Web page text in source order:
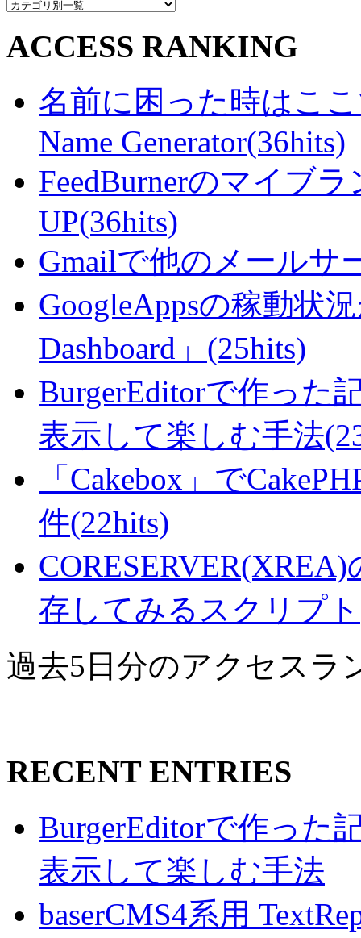
ACCESS RANKING
名前に困った時はここ
Name Generator(36hits)
FeedBurnerのマイブ
UP(36hits)
Gmailで他のメールサ
GoogleAppsの稼動状
Dashboard」(25hits)
BurgerEditorで作った
表示して楽しむ手法
「Cakebox」で
件(22hits)
存してみるスクリプ
過去5日分のアクセスラ
RECENT ENTRIES
BurgerEditorで作った
表示して楽しむ手法
baserCMS4系用